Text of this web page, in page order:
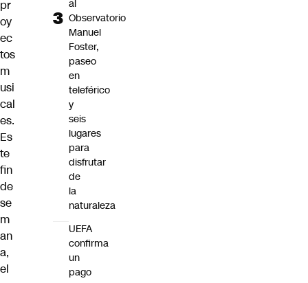
pr
oy
ec
tos
m
usi
cal
es.
Es
te
fin
de
se
m
an
a,
el
al
Observatorio
Manuel
Foster,
paseo
en
teleférico
y
seis
lugares
para
disfrutar
de
la
naturaleza
UEFA
confirma
un
pago